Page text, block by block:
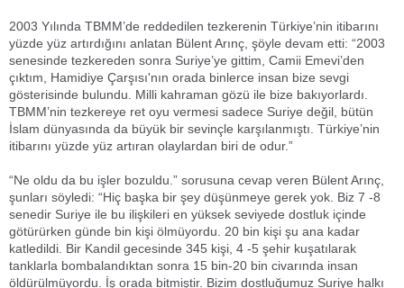
2003 Yılında TBMM’de reddedilen tezkerenin Türkiye’nin itibarını
yüzde yüz artırdığını anlatan Bülent Arınç, şöyle devam etti: “2003
senesinde tezkereden sonra Suriye’ye gittim, Camii Emevi’den
çıktım, Hamidiye Çarşısı'nın orada binlerce insan bize sevgi
gösterisinde bulundu. Milli kahraman gözü ile bize bakıyorlardı.
TBMM’nin tezkereye ret oyu vermesi sadece Suriye değil, bütün
İslam dünyasında da büyük bir sevinçle karşılanmıştı. Türkiye’nin
itibarını yüzde yüz artıran olaylardan biri de odur.”
“Ne oldu da bu işler bozuldu.” sorusuna cevap veren Bülent Arınç,
şunları söyledi: “Hiç başka bir şey düşünmeye gerek yok. Biz 7 -8
senedir Suriye ile bu ilişkileri en yüksek seviyede dostluk içinde
götürürken günde bin kişi ölmüyordu. 20 bin kişi şu ana kadar
katledildi. Bir Kandil gecesinde 345 kişi, 4 -5 şehir kuşatılarak
tanklarla bombalandıktan sonra 15 bin-20 bin civarında insan
öldürülmüyordu. İş orada bitmiştir. Bizim dostluğumuz Suriye halkı